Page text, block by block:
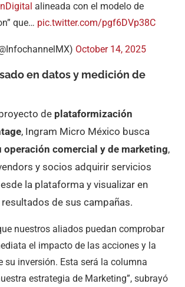
alineada con el modelo de
que… pic.twitter.com/pgf6DVp38C
October 14, 2025
en datos y medición de
de plataformización
, Ingram Micro México busca
operación comercial y de marketing,
y socios adquirir servicios
la plataforma y visualizar en
de sus campañas.
nuestros aliados puedan comprobar
el impacto de las acciones y la
su inversión. Esta será la columna
estrategia de Marketing”, subrayó